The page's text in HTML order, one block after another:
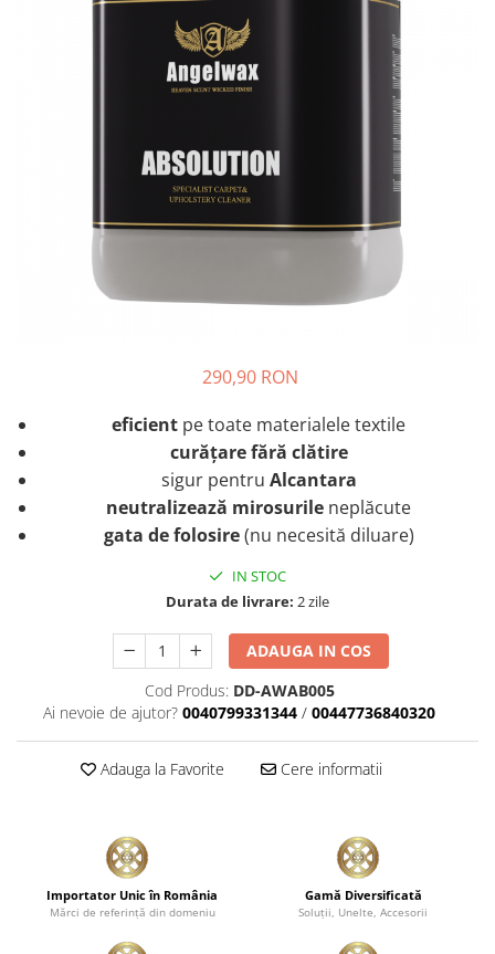
290,90 RON
eficient pe toate materialele textile
curățare fără clătire
sigur pentru Alcantara
neutralizează mirosurile neplăcute
gata de folosire(nu necesită diluare)
IN STOC
Durata de livrare: 2 zile
ADAUGA IN COS
Cod Produs: DD-AWAB005
Ai nevoie de ajutor? 0040799331344 / 00447736840320
Adauga la Favorite Cere informatii
Importator Unic în România
Mărci de referinţă din domeniu
Gamă Diversificată
Soluţii, Unelte, Accesorii